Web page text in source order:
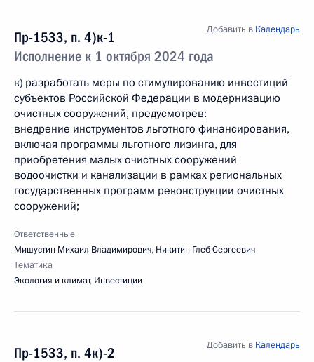
Пр-1533, п. 4)к-1
Исполнение к 1 октября 2024 года
Добавить в Календарь
к) разработать меры по стимулированию инвестиций
субъектов Российской Федерации в модернизацию
очистных сооружений, предусмотрев:
внедрение инструментов льготного финансирования,
включая программы льготного лизинга, для
приобретения малых очистных сооружений
водоочистки и канализации в рамках региональных
государственных программ реконструкции очистных
сооружений;
Ответственные
Мишустин Михаил Владимирович, Никитин Глеб Сергеевич
Тематика
Экология и климат, Инвестиции
Пр-1533, п. 4к)-2
Добавить в Календарь